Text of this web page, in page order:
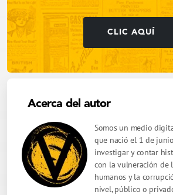
CLIC AQUÍ
Acerca del autor
Somos un medio
que nació el 1 de
investigar y contar
con la vulneración de
humanos y la
nivel, público o